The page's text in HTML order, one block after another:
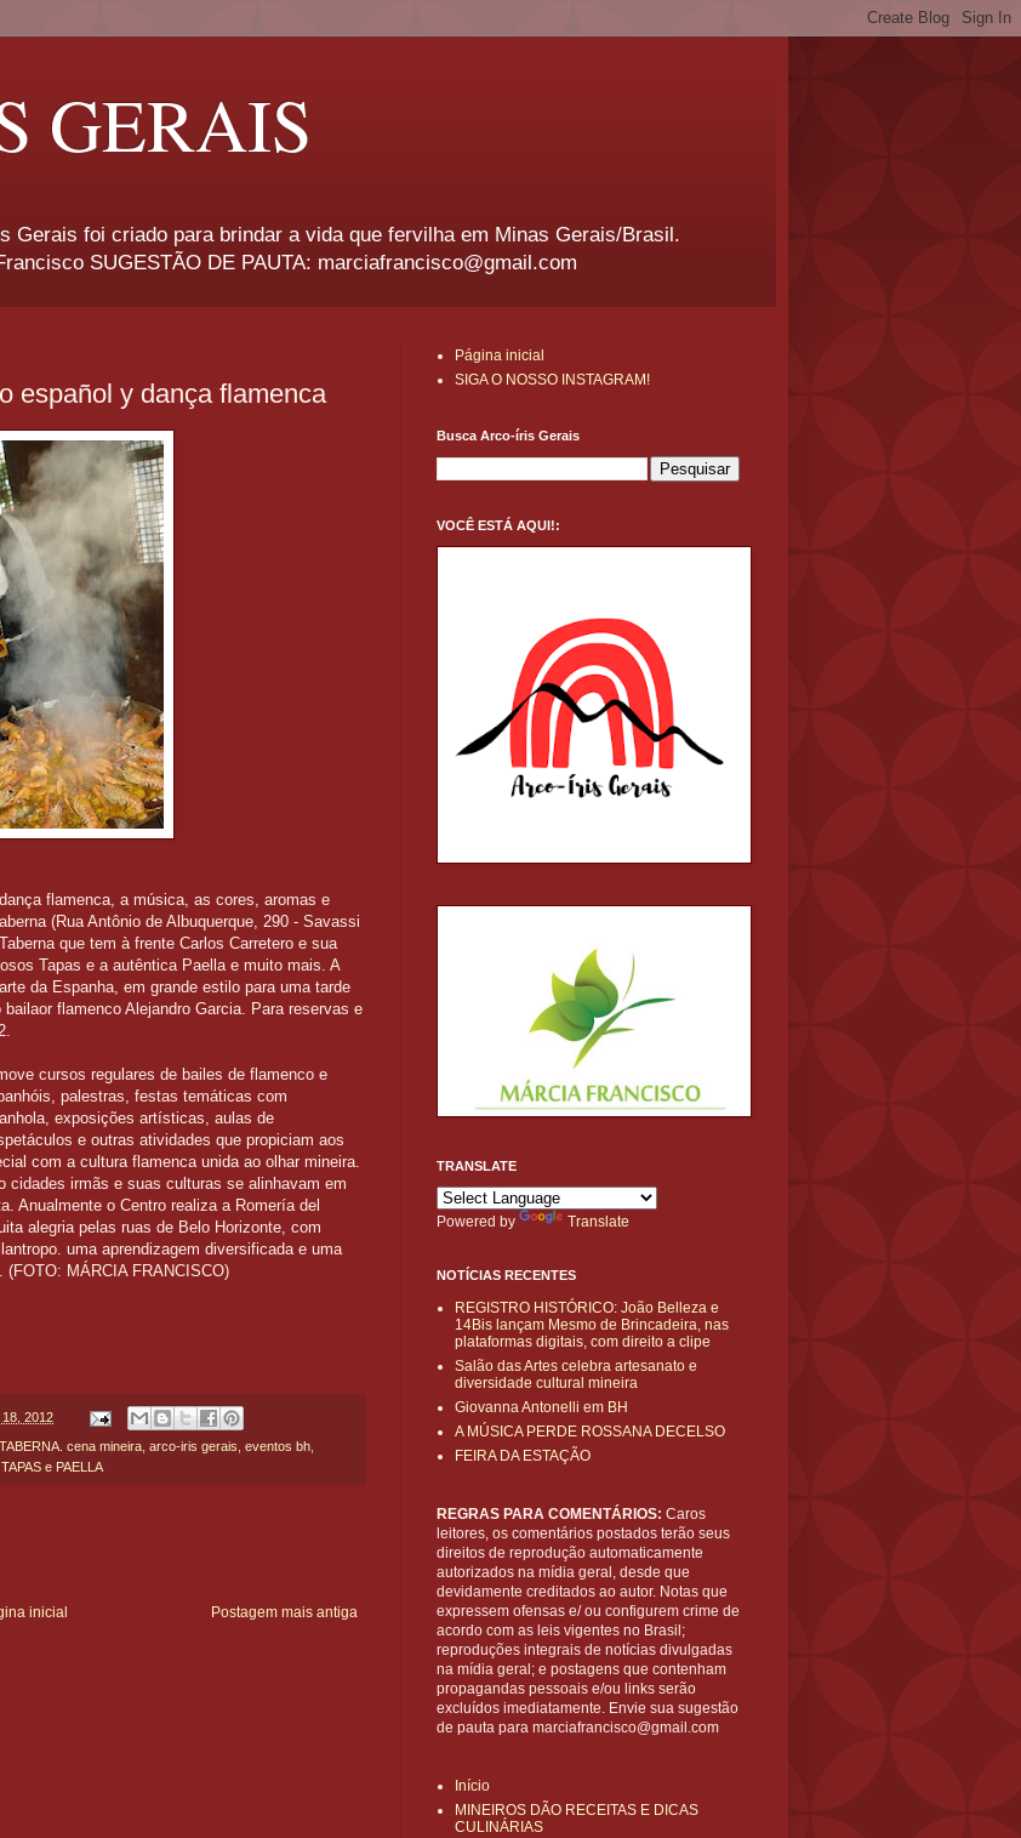
GERAIS
Gerais foi criado para brindar a vida que fervilha em Minas Gerais/Brasil.
SUGESTÃO DE PAUTA: marciafrancisco@gmail.com
español y dança flamenca
flamenca, a música, as cores, aromas e
(Rua Antônio de Albuquerque, 290 - Savassi
que tem à frente Carlos Carretero e sua
Tapas e a autêntica Paella e muito mais. A
da Espanha, em grande estilo para uma tarde
flamenco Alejandro Garcia. Para reservas e
cursos regulares de bailes de flamenco e
palestras, festas temáticas com
exposições artísticas, aulas de
e outras atividades que propiciam aos
com a cultura flamenca unida ao olhar mineira.
cidades irmãs e suas culturas se alinhavam em
Anualmente o Centro realiza a Romería del
alegria pelas ruas de Belo Horizonte, com
uma aprendizagem diversificada e uma
MÁRCIA FRANCISCO)
2012
cena mineira, arco-iris gerais, eventos bh,
TAPAS e PAELLA
Postagem mais antiga
inicial
Página inicial
SIGA O NOSSO INSTAGRAM!
Busca Arco-íris Gerais
VOCÊ ESTÁ AQUI!:
TRANSLATE
Powered by Translate
NOTÍCIAS RECENTES
REGISTRO HISTÓRICO: João Belleza e
14Bis lançam Mesmo de Brincadeira, nas
plataformas digitais, com direito a clipe
Salão das Artes celebra artesanato e
diversidade cultural mineira
Giovanna Antonelli em BH
A MÚSICA PERDE ROSSANA DECELSO
FEIRA DA ESTAÇÃO
REGRAS PARA COMENTÁRIOS: Caros
leitores, os comentários postados terão seus
direitos de reprodução automaticamente
autorizados na mídia geral, desde que
devidamente creditados ao autor. Notas que
expressem ofensas e/ ou configurem crime de
acordo com as leis vigentes no Brasil;
reproduções integrais de notícias divulgadas
na mídia geral; e postagens que contenham
propagandas pessoais e/ou links serão
excluídos imediatamente. Envie sua sugestão
de pauta para marciafrancisco@gmail.com
Início
MINEIROS DÃO RECEITAS E DICAS
CULINÁRIAS